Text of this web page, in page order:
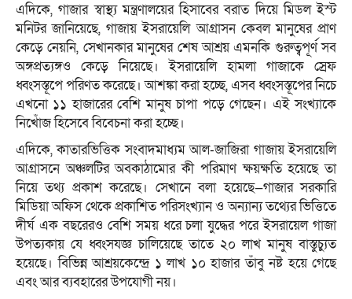
এদিকে, গাজার স্বাস্থ্য মন্ত্রণালয়ের হিসাবের বরাত দিয়ে মিডল ইস্ট
মনিটর জানিয়েছে, গাজায় ইসরায়েলি আগ্রাসন কেবল মানুষের প্রাণ
কেড়ে নেয়নি, সেখানকার মানুষের শেষ আশ্রয় এমনকি গুরুত্বপূর্ণ সব
অঙ্গপ্রত্যঙ্গও কেড়ে নিয়েছে। ইসরায়েলি হামলা গাজাকে স্রেফ
ধ্বংসস্তূপে পরিণত করেছে। আশঙ্কা করা হচ্ছে, এসব ধ্বংসস্তূপের নিচে
এখনো ১১ হাজারের বেশি মানুষ চাপা পড়ে গেছেন। এই সংখ্যাকে
নিখোঁজ হিসেবে বিবেচনা করা হচ্ছে।
এদিকে, কাতারভিত্তিক সংবাদমাধ্যম আল-জাজিরা গাজায় ইসরায়েলি
আগ্রাসনে অঞ্চলটির অবকাঠামোর কী পরিমাণ ক্ষয়ক্ষতি হয়েছে তা
নিয়ে তথ্য প্রকাশ করেছে। সেখানে বলা হয়েছে—গাজার সরকারি
মিডিয়া অফিস থেকে প্রকাশিত পরিসংখ্যান ও অন্যান্য তথ্যের ভিত্তিতে
দীর্ঘ এক বছরেরও বেশি সময় ধরে চলা যুদ্ধের পরে ইসরায়েল গাজা
উপত্যকায় যে ধ্বংসযজ্ঞ চালিয়েছে তাতে ২০ লাখ মানুষ বাস্তুচ্যুত
হয়েছে। বিভিন্ন আশ্রয়কেন্দ্রে ১ লাখ ১০ হাজার তাঁবু নষ্ট হয়ে গেছে
এবং আর ব্যবহারের উপযোগী নয়।